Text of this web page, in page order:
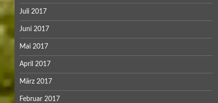
Juli 2017
Juni 2017
Mai 2017
April 2017
März 2017
Februar 2017